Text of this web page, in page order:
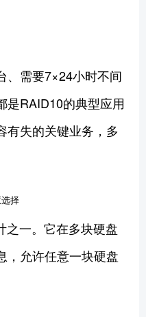
、需要7×24小时不间
是RAID10的典型应用
有失的关键业务，多
择
之一。它在多块硬盘
，允许任意一块硬盘